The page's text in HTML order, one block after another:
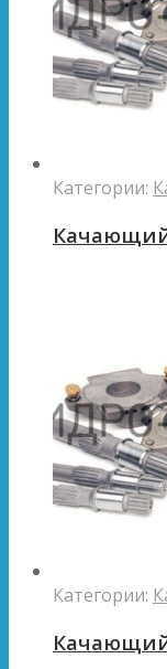
Категории:
Качающий
Категории:
Качающий